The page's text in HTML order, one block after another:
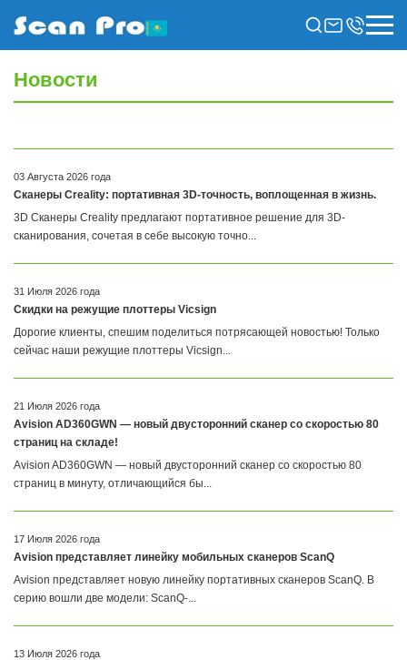
Новости
03 Августа 2026 года
Сканеры Creality: портативная 3D-точность, воплощенная в жизнь.
3D Сканеры Creality предлагают портативное решение для 3D-
сканирования, сочетая в себе высокую точно...
31 Июля 2026 года
Скидки на режущие плоттеры Vicsign
Дорогие клиенты, спешим поделиться потрясающей новостью! Только
сейчас наши режущие плоттеры Vicsign...
21 Июля 2026 года
Avision AD360GWN — новый двусторонний сканер со скоростью 80
страниц на складе!
Avision AD360GWN — новый двусторонний сканер со скоростью 80
страниц в минуту, отличающийся бы...
17 Июля 2026 года
Avision представляет линейку мобильных сканеров ScanQ
Avision представляет новую линейку портативных сканеров ScanQ. В
серию вошли две модели: ScanQ-...
13 Июля 2026 года